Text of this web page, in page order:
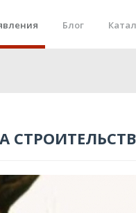
Блог